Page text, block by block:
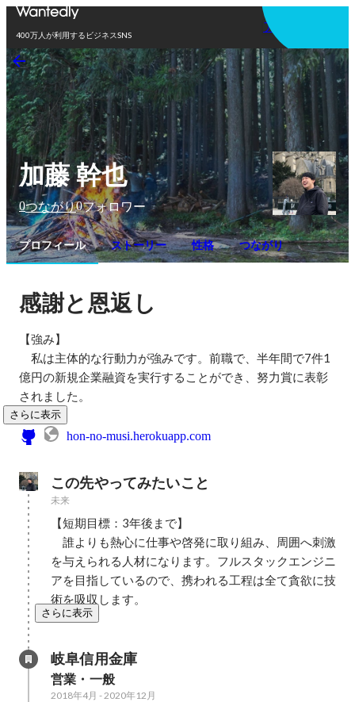
400万人が利用するビジネスSNS
アプリを使う
加藤 幹也
0つながり0フォロワー
プロフィール ストーリー 性格 つながり
感謝と恩返し
【強み】
私は主体的な行動力が強みです。前職で、半年間で7件1
億円の新規企業融資を実行することができ、努力賞に表彰
されました。
さらに表示
hon-no-musi.herokuapp.com
この先やってみたいこと
未来
【短期目標：3年後まで】
誰よりも熱心に仕事や啓発に取り組み、周囲へ刺激
を与えられる人材になります。フルスタックエンジニ
アを目指しているので、携われる工程は全て貪欲に技
術を吸収します。
さらに表示
岐阜信用金庫
営業・一般
2018年4月 -2020年12月